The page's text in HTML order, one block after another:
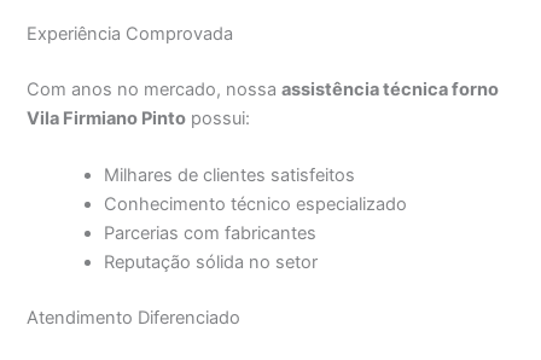
Experiência Comprovada
Com anos no mercado, nossaassistência técnica forno
Vila Firmiano Pinto possui:
Milhares de clientes satisfeitos
Conhecimento técnico especializado
Parcerias com fabricantes
Reputação sólida no setor
Atendimento Diferenciado